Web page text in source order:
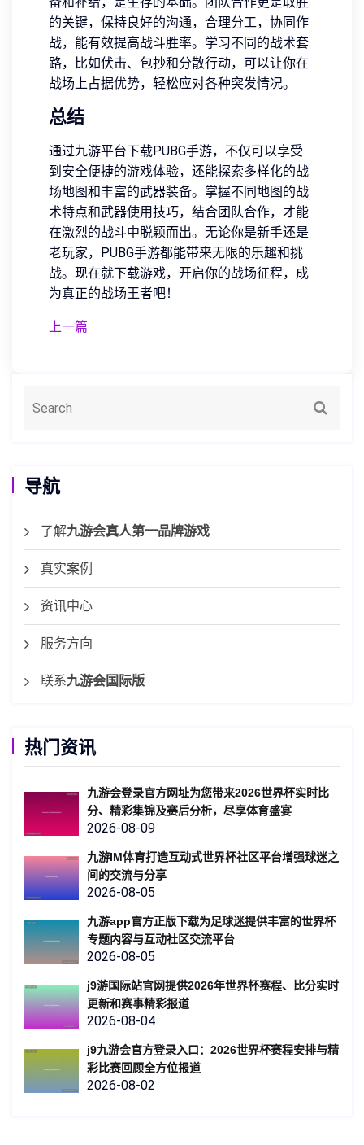
的关键，保持良好的沟通，合理分工，协同作
战，能有效提高战斗胜率。学习不同的战术套
路，比如伏击、包抄和分散行动，可以让你在
战场上占据优势，轻松应对各种突发情况。
总结
通过九游平台下载PUBG手游，不仅可以享受
到安全便捷的游戏体验，还能探索多样化的战
场地图和丰富的武器装备。掌握不同地图的战
术特点和武器使用技巧，结合团队合作，才能
在激烈的战斗中脱颖而出。无论你是新手还是
老玩家，PUBG手游都能带来无限的乐趣和挑
战。现在就下载游戏，开启你的战场征程，成
为真正的战场王者吧！
上一篇
导航
了解九游会真人第一品牌游戏
真实案例
资讯中心
服务方向
联系九游会国际版
热门资讯
九游会登录官方网址为您带来2026世界杯实时比
分、精彩集锦及赛后分析，尽享体育盛宴
2026-08-09
九游IM体育打造互动式世界杯社区平台增强球迷之
间的交流与分享
2026-08-05
九游app官方正版下载为足球迷提供丰富的世界杯
专题内容与互动社区交流平台
2026-08-05
j9游国际站官网提供2026年世界杯赛程、比分实时
更新和赛事精彩报道
2026-08-04
j9九游会官方登录入口：2026世界杯赛程安排与精
彩比赛回顾全方位报道
2026-08-02